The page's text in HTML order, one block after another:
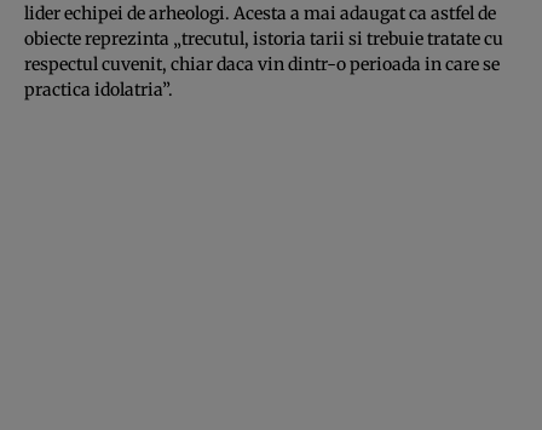
lider echipei de arheologi. Acesta a mai adaugat ca astfel de
obiecte reprezinta „trecutul, istoria tarii si trebuie tratate cu
respectul cuvenit, chiar daca vin dintr-o perioada in care se
practica idolatria”.